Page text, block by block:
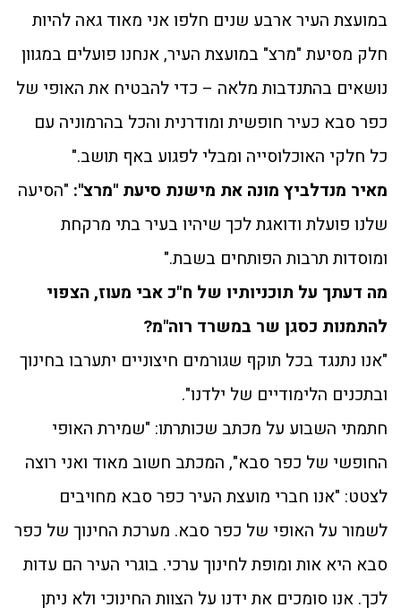
במועצת העיר ארבע שנים חלפו אני מאוד גאה להיות
חלק מסיעת "מרצ" במועצת העיר, אנחנו פועלים במגוון
נושאים בהתנדבות מלאה – כדי להבטיח את האופי של
כפר סבא כעיר חופשית ומודרנית והכל בהרמוניה עם
כל חלקי האוכלוסייה ומבלי לפגוע באף תושב."
מאיר מנדלביץ מונה את מישנת סיעת "מרצ": "הסיעה
שלנו פועלת ודואגת לכך שיהיו בעיר בתי מרקחת
ומוסדות תרבות הפותחים בשבת."
מה דעתך על תוכניותיו של ח"כ אבי מעוז, הצפוי
להתמנות כסגן שר במשרד רוה"מ?
"אנו נתנגד בכל תוקף שגורמים חיצוניים יתערבו בחינוך
ובתכנים הלימודיים של ילדנו".
חתמתי השבוע על מכתב שכותרתו: "שמירת האופי
החופשי של כפר סבא", המכתב חשוב מאוד ואני רוצה
לצטט: "אנו חברי מועצת העיר כפר סבא מחויבים
לשמור על האופי של כפר סבא. מערכת החינוך של כפר
סבא היא אות ומופת לחינוך ערכי. בוגרי העיר הם עדות
לכך. אנו סומכים את ידנו על הצוות החינוכי ולא ניתן